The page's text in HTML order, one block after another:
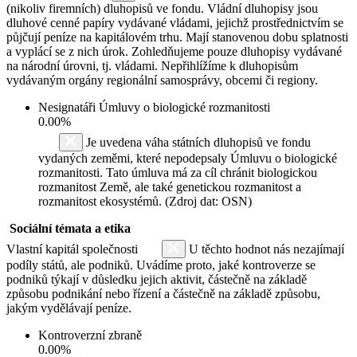
(nikoliv firemních) dluhopisů ve fondu. Vládní dluhopisy jsou
dluhové cenné papíry vydávané vládami, jejichž prostřednictvím se
půjčují peníze na kapitálovém trhu. Mají stanovenou dobu splatnosti
a vyplácí se z nich úrok. Zohledňujeme pouze dluhopisy vydávané
na národní úrovni, tj. vládami. Nepřihlížíme k dluhopisům
vydávaným orgány regionální samosprávy, obcemi či regiony.
Nesignatáři Úmluvy o biologické rozmanitosti
0.00%
Je uvedena váha státních dluhopisů ve fondu
vydaných zeměmi, které nepodepsaly Úmluvu o biologické
rozmanitosti. Tato úmluva má za cíl chránit biologickou
rozmanitost Země, ale také genetickou rozmanitost a
rozmanitost ekosystémů. (Zdroj dat: OSN)
Sociální témata a etika
Vlastní kapitál společnosti
U těchto hodnot nás nezajímají
podíly států, ale podniků. Uvádíme proto, jaké kontroverze se
podniků týkají v důsledku jejich aktivit, částečně na základě
způsobu podnikání nebo řízení a částečně na základě způsobu,
jakým vydělávají peníze.
Kontroverzní zbraně
0.00%